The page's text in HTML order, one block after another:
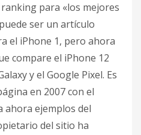
para «los mejores
ser un artículo
el iPhone 1, pero ahora
compare el iPhone 12
y el Google Pixel. Es
en 2007 con el
ahora ejemplos del
del sitio ha